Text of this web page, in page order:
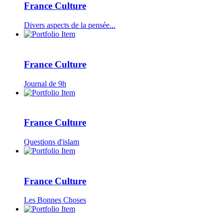
France Culture
Divers aspects de la pensée...
France Culture
Journal de 9h
France Culture
Questions d'islam
France Culture
Les Bonnes Choses